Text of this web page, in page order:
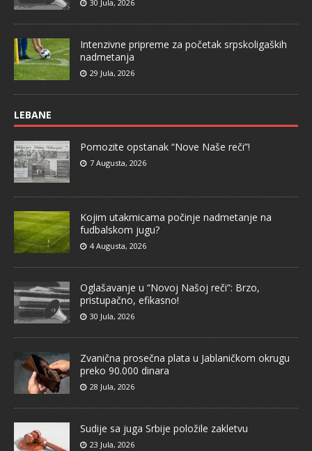
30 Jula, 2026
Intenzivne pripreme za početak srpskoligaških
nadmetanja
29 Jula, 2026
LEBANE
Pomozite opstanak “Nove Naše reči”!
7 Augusta, 2026
Kojim utakmicama počinje nadmetanje na
fudbalskom jugu?
4 Augusta, 2026
Oglašavanje u “Novoj Našoj reči”: Brzo,
pristupačno, efikasno!
30 Jula, 2026
Zvanična prosečna plata u Jablaničkom okrugu
preko 90.000 dinara
28 Jula, 2026
Sudije sa juga Srbije položile zakletvu
23 Jula, 2026